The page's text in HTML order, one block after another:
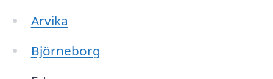
Arvika
Björneborg